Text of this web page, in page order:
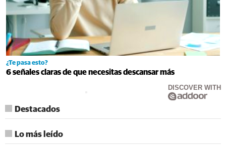
¿Te pasa esto?
6 señales claras de que necesitas descansar más
DISCOVER WITH
Destacados
Lo más leído